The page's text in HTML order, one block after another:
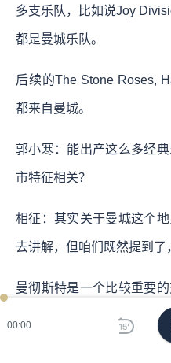
00:00
多支乐队，比如说Joy
都是曼城乐队。
后续的The Stone Roses,
都来自曼城。
郭小寒：能出产这么多经
市特征相关？
相征：其实关于曼城这个
去讲解，但咱们既然提到了
曼彻斯特是一个比较重要
年轻人特别多，大家要么
么就是去踢球，要么就是